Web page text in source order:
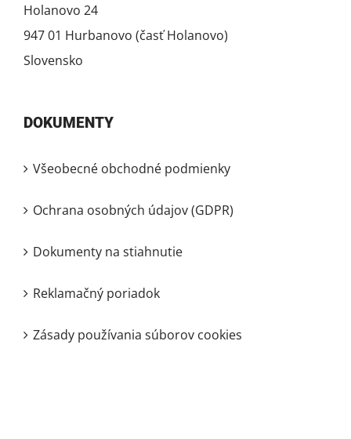
Holanovo 24
947 01 Hurbanovo (časť Holanovo)
Slovensko
DOKUMENTY
Všeobecné obchodné podmienky
Ochrana osobných údajov (GDPR)
Dokumenty na stiahnutie
Reklamačný poriadok
Zásady používania súborov cookies